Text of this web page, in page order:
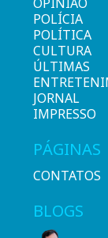
POLÍCIA
POLÍTICA
CULTURA
ÚLTIMAS
JORNAL
IMPRESSO
PÁGINAS
CONTATOS
BLOGS